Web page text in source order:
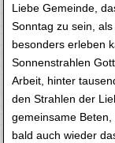
Liebe Gemeinde,
Sonntag zu sein,
besonders erleben
Sonnenstrahlen
Arbeit, hinter
den Strahlen der
gemeinsame
bald auch wieder